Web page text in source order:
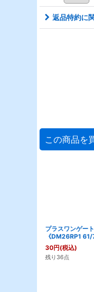
返品特約に
この商品を
プラスワンゲー
《DM26RP1 61/
30円(税込)
残り36点